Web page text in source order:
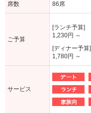
席数 86席
ご予算
[ランチ予算]
1,230円 ～
[ディナー予算]
1,780円 ～
サービス